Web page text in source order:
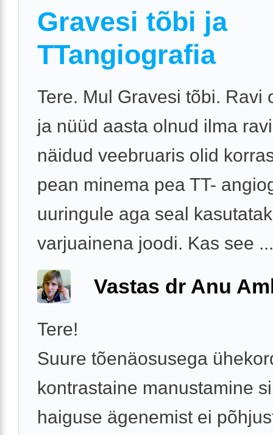
Gravesi tõbi ja
TTangiografia
Tere. Mul Gravesi tõbi. Ravi
ja nüüd aasta olnud ilma
näidud veebruaris olid
pean minema pea TT-
uuringule aga seal
varjuainena joodi. Kas see ...
Vastas dr Anu
Tere!
Suure tõenäosusega
kontrastaine manustamine
haiguse ägenemist ei